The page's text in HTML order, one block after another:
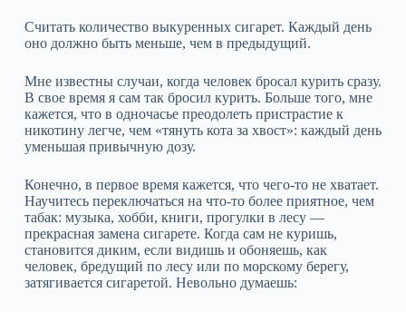
Считать количество выкуренных сигарет. Каждый день
оно должно быть меньше, чем в предыдущий.
Мне известны случаи, когда человек бросал курить сразу.
В свое время я сам так бросил курить. Больше того, мне
кажется, что в одночасье преодолеть пристрастие к
никотину легче, чем «тянуть кота за хвост»: каждый день
уменьшая привычную дозу.
Конечно, в первое время кажется, что чего-то не хватает.
Научитесь переключаться на что-то более приятное, чем
табак: музыка, хобби, книги, прогулки в лесу —
прекрасная замена сигарете. Когда сам не куришь,
становится диким, если видишь и обоняешь, как
человек, бредущий по лесу или по морскому берегу,
затягивается сигаретой. Невольно думаешь: